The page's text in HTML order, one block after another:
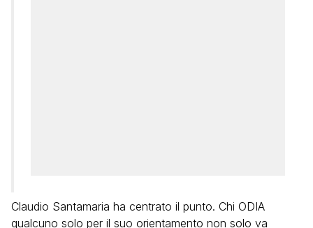
Claudio Santamaria ha centrato il punto. Chi ODIA
qualcuno solo per il suo orientamento non solo va